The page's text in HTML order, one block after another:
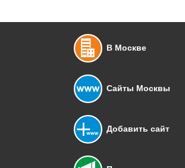
В Москве
Сайты Москвы
Добавить сайт